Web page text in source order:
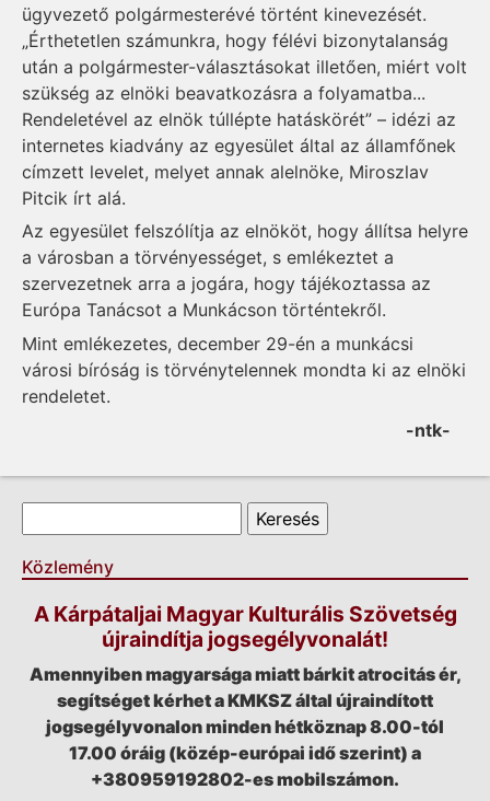
ügyvezető pol­gármes­te­révé történt kinevezését.
„Érthetetlen számunkra, hogy félévi bi­zony­talan­ság
után a pol­gár­mester-vá­lasz­­tásokat il­letően, miért volt
szük­­ség az elnöki be­avatkozásra a folyamatba...
Rendeletével az elnök túllépte hatáskörét” – idézi az
internetes kiadvány az egye­sület által az államfőnek
címzett levelet, me­lyet annak alelnöke, Mi­roszlav
Pitcik írt alá.
Az egyesület felszólítja az elnököt, hogy állítsa helyre
a vá­rosban a törvényességet, s em­lé­keztet a
szervezetnek arra a jogára, hogy tá­jékoztassa az
Európa Tanácsot a Munkácson történtekről.
Mint emlékezetes, december 29-én a munkácsi
városi bíróság is törvénytelennek mondta ki az elnöki
rendeletet.
-ntk-
Keresés űrlap
Keresés
Közlemény
A Kárpátaljai Magyar Kulturális Szövetség
újraindítja jogsegélyvonalát!
Amennyiben magyarsága miatt bárkit atrocitás ér,
segítséget kérhet a KMKSZ által újraindított
jogsegélyvonalon minden hétköznap 8.00-tól
17.00 óráig (közép-európai idő szerint) a
+380959192802-es mobilszámon.